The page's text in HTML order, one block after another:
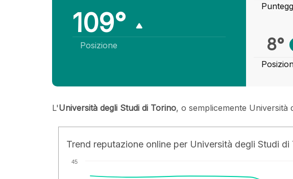
109°
Posizione 8°
L'Università degli Studi di Torino, o semplicemente
Trend reputazione online per Università degli Studi di
45